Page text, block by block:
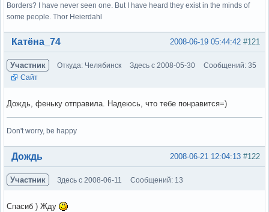
Borders? I have never seen one. But I have heard they exist in the minds of
some people. Thor Heierdahl
Вне форума #121
2008-06-19 05:44:42
Катёна_74
Участник Откуда: Челябинск Здесь с 2008-05-30
Сообщений: 35
Сайт
Дождь, феньку отправила. Надеюсь, что тебе понравится=)
Don't worry, be happy
Вне форума #122
2008-06-21 12:04:13
Дождь
Участник Здесь с 2008-06-11 Сообщений: 13
Спасиб ) Жду